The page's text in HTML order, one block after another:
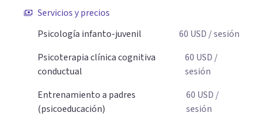
timidez, la rebeldía o dificultades escolares, así como a
educar sin perder la paciencia ni el control. Si estás listo
para dar el primer paso hacia una convivencia familiar
más armoniosa, agenda tu sesión y empecemos a
Servicios y precios
Psicología infanto-juvenil
60 USD / sesión
Psicoterapia clínica cognitiva
conductual
60 USD /
sesión
Entrenamiento a padres
(psicoeducación)
60 USD /
sesión